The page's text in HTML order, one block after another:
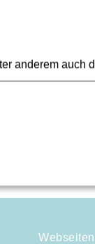
anderem auch